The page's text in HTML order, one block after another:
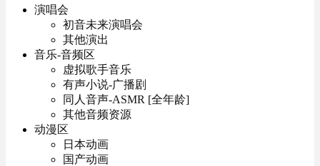
演唱会
初音未来演唱会
其他演出
音乐-音频区
虚拟歌手音乐
有声小说-广播剧
同人音声-ASMR [全年龄]
其他音频资源
动漫区
日本动画
国产动画